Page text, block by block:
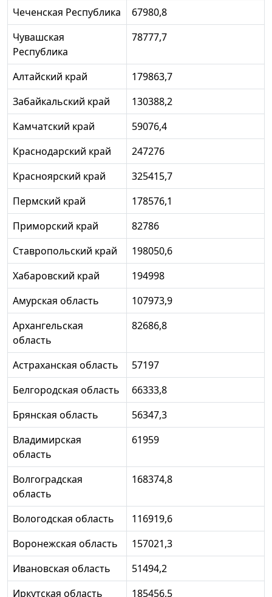
Чеченская Республика
67980,8
Чувашская
Республика
78777,7
Алтайский край
179863,7
Забайкальский край
130388,2
Камчатский край
59076,4
Краснодарский край
247276
Красноярский край
325415,7
Пермский край
178576,1
Приморский край
82786
Ставропольский край
198050,6
Хабаровский край
194998
Амурская область
107973,9
Архангельская
область
82686,8
Астраханская область
57197
Белгородская область
66333,8
Брянская область
56347,3
Владимирская
область
61959
Волгоградская
область
168374,8
Вологодская область
116919,6
Воронежская область
157021,3
Ивановская область
51494,2
Иркутская область
185456,5